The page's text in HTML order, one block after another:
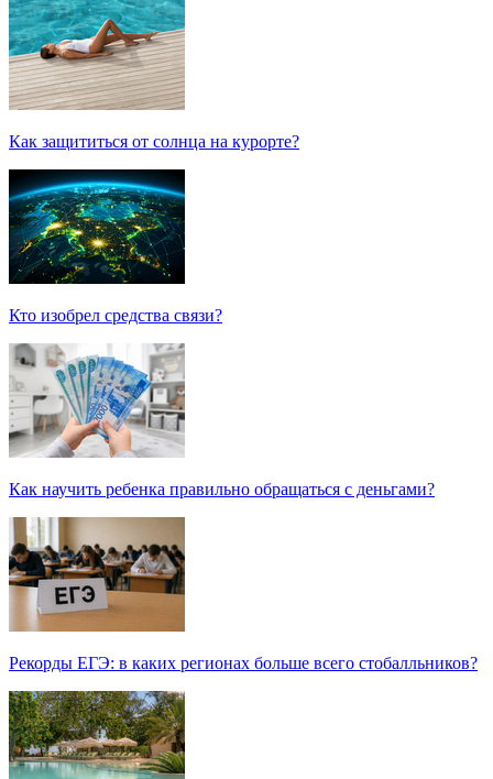
Как защититься от солнца на курорте?
Кто изобрел средства связи?
Как научить ребенка правильно обращаться с деньгами?
Рекорды ЕГЭ: в каких регионах больше всего стобалльников?